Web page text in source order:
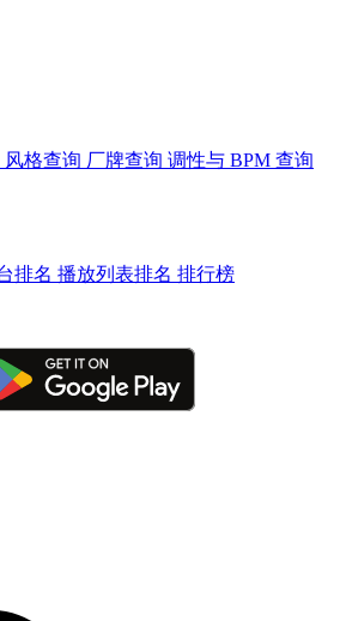
风格查询 厂牌查询 调性与 BPM 查询
排名 播放列表排名 排行榜